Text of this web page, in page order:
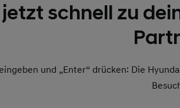
schnell zu
und „Enter“ drücken: Die